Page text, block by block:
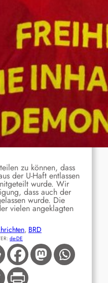
zu können, dass
der U-Haft entlassen
wurde. Wir
dass auch der
wurde. Die
vielen angeklagten
, BRD
de-DE